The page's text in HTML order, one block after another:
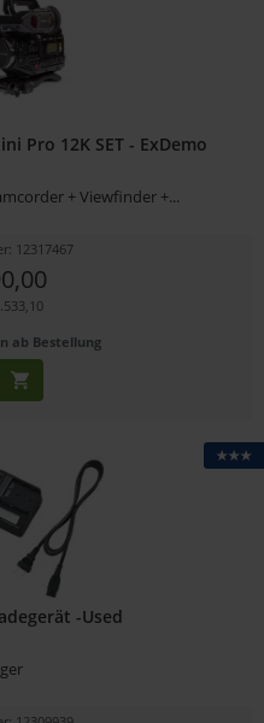
Pro 12K SET - ExDemo
+ Viewfinder +...
12317467
ab Bestellung
★★★
-Used